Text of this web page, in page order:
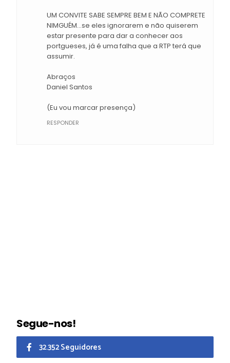
UM CONVITE SABE SEMPRE BEM E NÃO COMPRETE
NIMGUÉM...se eles ignorarem e não quiserem
estar presente para dar a conhecer aos
portgueses, já é uma falha que a RTP terá que
assumir.
Abraços
Daniel Santos
(Eu vou marcar presença)
RESPONDER
Segue-nos!
32.352 Seguidores